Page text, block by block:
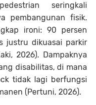
seringkali
pembangunan fisik.
ironi: 90 persen
justru dikuasai parkir
2026). Dampaknya
disabilitas, di mana
tidak lagi berfungsi
(Pertuni, 2026).